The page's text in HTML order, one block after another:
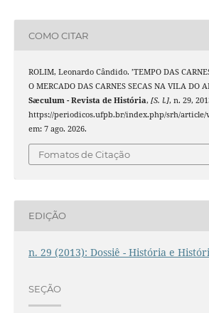
COMO CITAR
ROLIM, Leonardo Cândido. ’TEMPO DAS
O MERCADO DAS CARNES SECAS NA VILA DO
Sæculum - Revista de História, [S. l.], n. 29,
https://periodicos.ufpb.br/index.php/srh/article/
em: 7 ago. 2026.
Fomatos de Citação
EDIÇÃO
n. 29 (2013): Dossiê - História e
SEÇÃO